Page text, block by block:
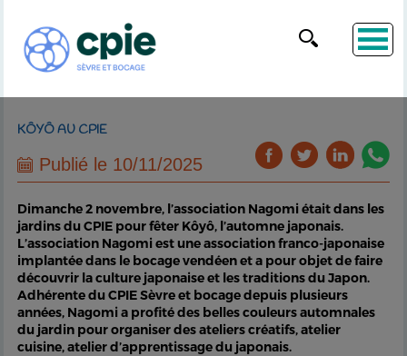
KÔYÔ AU CPIE
Publié le 10/11/2025
Dimanche 2 novembre, l’association Nagomi était dans les
jardins du CPIE pour fêter Kôyô, l’automne japonais.
L’association Nagomi est une association franco-japonaise
implantée dans le bocage vendéen et a pour objet de faire
découvrir la culture japonaise et les traditions du Japon.
Adhérente du CPIE Sèvre et bocage depuis plusieurs
années, Nagomi a profité des belles couleurs automnales
du jardin pour organiser des ateliers créatifs, atelier
cuisine, atelier d’apprentissage du japonais.